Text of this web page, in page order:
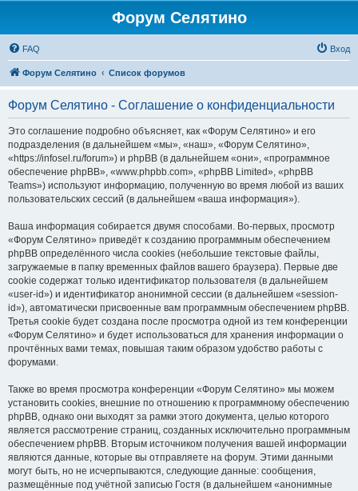
Форум Селятино
FAQ Вход
Форум Селятино Список форумов
Форум Селятино - Соглашение о конфиденциальности
Это соглашение подробно объясняет, как «Форум Селятино» и его
подразделения (в дальнейшем «мы», «наш», «Форум Селятино»,
«https://infosel.ru/forum») и phpBB (в дальнейшем «они», «программное
обеспечение phpBB», «www.phpbb.com», «phpBB Limited», «phpBB
Teams») используют информацию, полученную во время любой из ваших
пользовательских сессий (в дальнейшем «ваша информация»).
Ваша информация собирается двумя способами. Во-первых, просмотр
«Форум Селятино» приведёт к созданию программным обеспечением
phpBB определённого числа cookies (небольшие текстовые файлы,
загружаемые в папку временных файлов вашего браузера). Первые две
cookie содержат только идентификатор пользователя (в дальнейшем
«user-id») и идентификатор анонимной сессии (в дальнейшем «session-
id»), автоматически присвоенные вам программным обеспечением phpBB.
Третья cookie будет создана после просмотра одной из тем конференции
«Форум Селятино» и будет использоваться для хранения информации о
прочтённых вами темах, повышая таким образом удобство работы с
форумами.
Также во время просмотра конференции «Форум Селятино» мы можем
установить cookies, внешние по отношению к программному обеспечению
phpBB, однако они выходят за рамки этого документа, целью которого
является рассмотрение страниц, созданных исключительно программным
обеспечением phpBB. Вторым источником получения вашей информации
являются данные, которые вы отправляете на форум. Этими данными
могут быть, но не исчерпываются, следующие данные: сообщения,
размещённые под учётной записью Гостя (в дальнейшем «анонимные